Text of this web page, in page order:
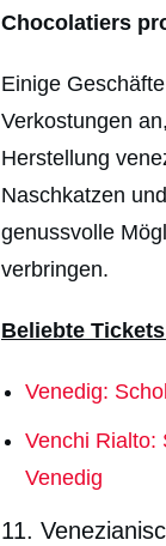
Chocolatiers
Einige
Verkostungen
Herstellung
Naschkatzen
genussvolle
verbringen.
Beliebte
Venedig:
Venchi Rialto:
Venedig
11.